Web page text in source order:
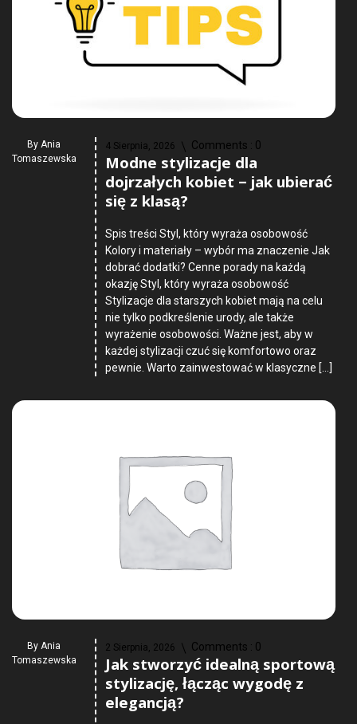
By Ania
Tomaszewska
4 Sierpnia, 2026 Comments : 0
Modne stylizacje dla
dojrzałych kobiet – jak ubierać
się z klasą?
Spis treści Styl, który wyraża osobowość
Kolory i materiały – wybór ma znaczenie Jak
dobrać dodatki? Cenne porady na każdą
okazję Styl, który wyraża osobowość
Stylizacje dla starszych kobiet mają na celu
nie tylko podkreślenie urody, ale także
wyrażenie osobowości. Ważne jest, aby w
każdej stylizacji czuć się komfortowo oraz
pewnie. Warto zainwestować w klasyczne […]
By Ania
Tomaszewska
2 Sierpnia, 2026 Comments : 0
Jak stworzyć idealną sportową
stylizację, łącząc wygodę z
elegancją?